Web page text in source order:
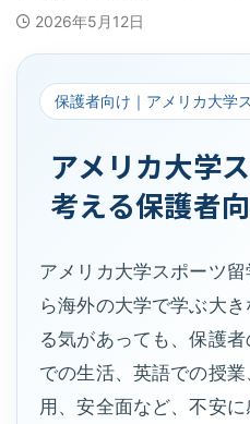
2026年5月12日
保護者向け｜アメリカ大学
アメリカ大学
考える保護者
アメリカ大学スポーツ
ら海外の大学で学ぶ大
る気があっても、保護
での生活、英語での授
用、安全面など、不安